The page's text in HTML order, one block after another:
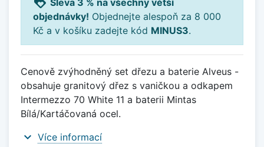
Sleva 3 % na všechny větší
objednávky! Objednejte alespoň za 8 000
Kč a v košíku zadejte kód MINUS3.
Cenově zvýhodněný set dřezu a baterie Alveus -
obsahuje granitový dřez s vaničkou a odkapem
Intermezzo 70 White 11 a baterii Mintas
Bílá/Kartáčovaná ocel.
expand_more Více informací